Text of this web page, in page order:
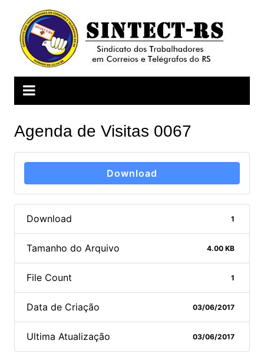
conteúdo
Agenda de Visitas 0067
Download
Download 1
Tamanho do Arquivo 4.00 KB
File Count 1
Data de Criação 03/06/2017
Ultima Atualização 03/06/2017